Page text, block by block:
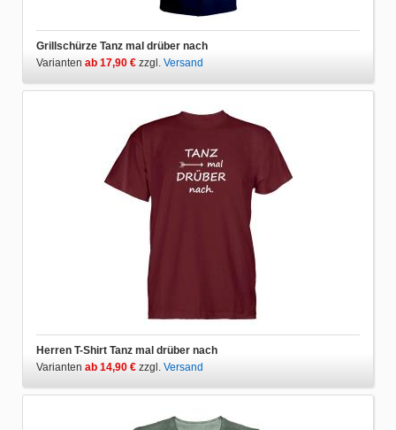
Grillschürze Tanz mal drüber nach
Varianten ab 17,90 € zzgl. Versand
Herren T-Shirt Tanz mal drüber nach
Varianten ab 14,90 € zzgl. Versand